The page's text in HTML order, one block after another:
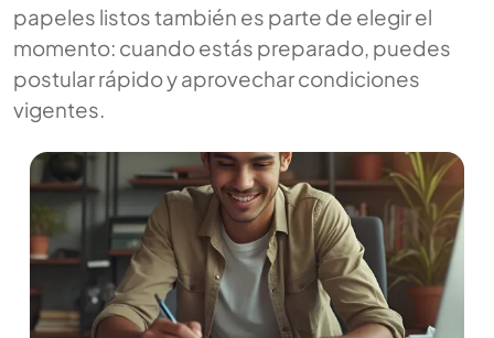
papeles listos también es parte de elegir el
momento: cuando estás preparado, puedes
postular rápido y aprovechar condiciones
vigentes.